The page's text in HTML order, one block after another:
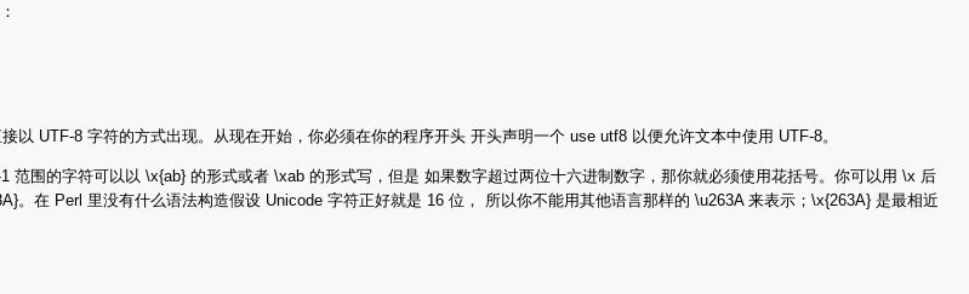
UTF-8 字符的方式出现。从现在开始，你必须在你的程序开头 开头声明一个 use utf8 以便允许文本中使用 UTF-8。
围的字符可以以 \x{ab} 的形式或者 \xab 的形式写，但是 如果数字超过两位十六进制数字，那你就必须使用花括号。你可以用 \x 后
在 Perl 里没有什么语法构造假设 Unicode 字符正好就是 16 位， 所以你不能用其他语言那样的 \u263A 来表示；\x{263A} 是最相近